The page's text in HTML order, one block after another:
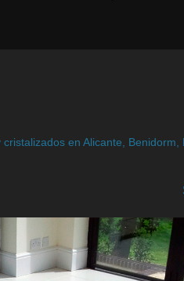
cristalizados en Alicante, Benidorm,